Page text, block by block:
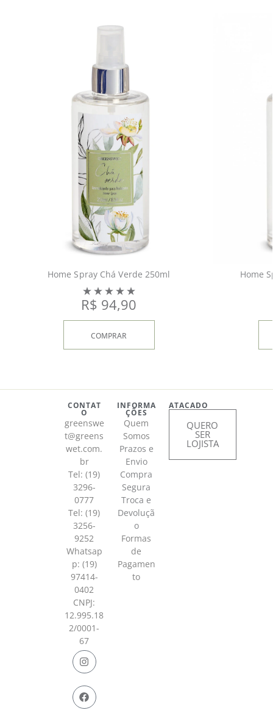
Home Spray Chá Verde 250ml
R$ 94,90
COMPRAR
Home
CONTAT
O
greenswe
t@greens
wet.com.
br
Tel: (19)
3296-
0777
Tel: (19)
3256-
9252
Whatsap
p: (19)
97414-
0402
CNPJ:
12.995.18
2/0001-
67
INFORMA
ÇÕES
Quem
Somos
Prazos e
Envio
Compra
Segura
Troca e
Devoluçã
o
Formas
de
Pagamen
to
ATACADO
QUERO
SER
LOJISTA